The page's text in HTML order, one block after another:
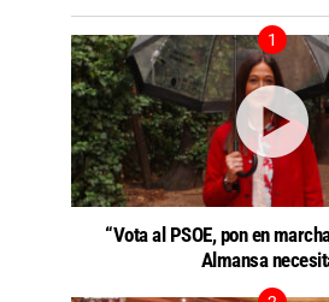
“Vota al PSOE, pon en
Almansa